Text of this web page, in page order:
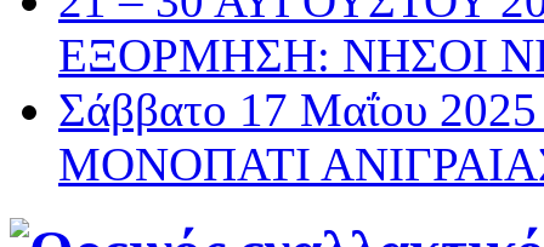
ΕΞΟΡΜΗΣΗ: ΝΗΣΟΙ
Σάββατο 17 Μαΐου
ΜΟΝΟΠΑΤΙ